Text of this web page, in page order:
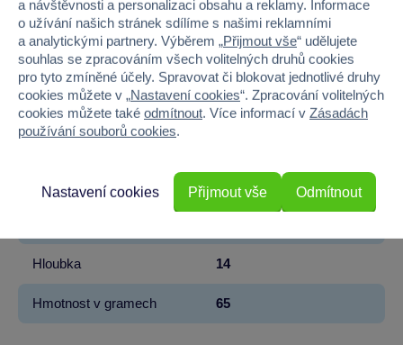
Licence PINK
Věk od 3
Pohlaví HOLKA
Šířka
Hloubka 14
Hmotnost v gramech 65
a návštěvnosti a personalizaci obsahu a reklamy. Informace
o užívání našich stránek sdílíme s našimi reklamními
a analytickými partnery. Výběrem „Přijmout vše“ udělujete
souhlas se zpracováním všech volitelných druhů cookies
pro tyto zmíněné účely. Spravovat či blokovat jednotlivé druhy
cookies můžete v „Nastavení cookies“. Zpracování volitelných
cookies můžete také odmítnout. Více informací v Zásadách
používání souborů cookies.
Odmítnout
Nastavení cookies Přijmout vše